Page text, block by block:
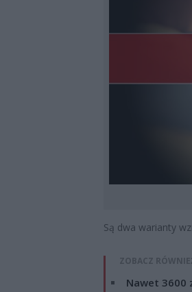
Są dwa warianty
ZOBACZ
Nawet 3600